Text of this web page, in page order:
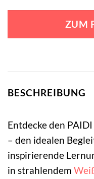
ZUM
BESCHREIBUNG
Entdecke den
– den idealen
inspirierende
in strahlendem